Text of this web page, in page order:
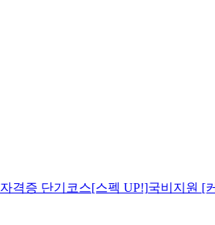
자격증 단기코스[스펙 UP!]국비지원 [